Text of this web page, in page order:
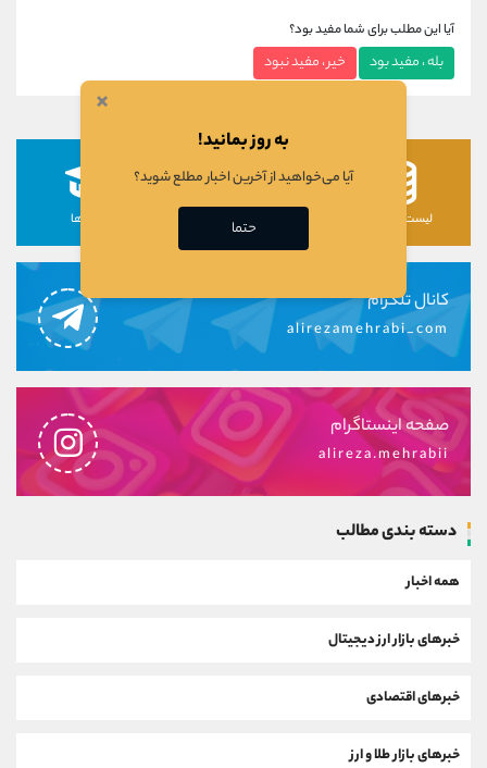
آیا این مطلب برای شما مفید بود؟
بله ، مفید بود خیر ، مفید نبود
لیست رمزارزها لیست سهام ها دوره ها
کانال تلگرام
alirezamehrabi_com
صفحه اینستاگرام
alireza.mehrabii
دسته بندی مطالب
همه اخبار
خبرهای بازار ارز دیجیتال
خبرهای اقتصادی
خبرهای بازار طلا و ارز
×
به روز بمانید!
آیا می‌خواهید از آخرین اخبار مطلع شوید؟
حتما